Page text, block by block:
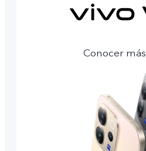
Conocer más